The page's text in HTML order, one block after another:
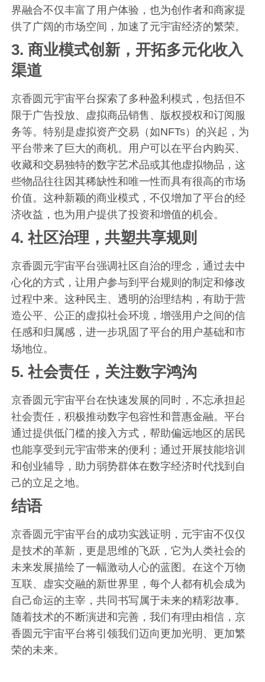
界融合不仅丰富了用户体验，也为创作者和商家提
供了广阔的市场空间，加速了元宇宙经济的繁荣。
3.商业模式创新，开拓多元化收入
渠道
京香圆元宇宙平台探索了多种盈利模式，包括但不
限于广告投放、虚拟商品销售、版权授权和订阅服
务等。特别是虚拟资产交易（如NFTs）的兴起，为
平台带来了巨大的商机。用户可以在平台内购买、
收藏和交易独特的数字艺术品或其他虚拟物品，这
些物品往往因其稀缺性和唯一性而具有很高的市场
价值。这种新颖的商业模式，不仅增加了平台的经
济收益，也为用户提供了投资和增值的机会。
4.社区治理，共塑共享规则
京香圆元宇宙平台强调社区自治的理念，通过去中
心化的方式，让用户参与到平台规则的制定和修改
过程中来。这种民主、透明的治理结构，有助于营
造公平、公正的虚拟社会环境，增强用户之间的信
任感和归属感，进一步巩固了平台的用户基础和市
场地位。
5.社会责任，关注数字鸿沟
京香圆元宇宙平台在快速发展的同时，不忘承担起
社会责任，积极推动数字包容性和普惠金融。平台
通过提供低门槛的接入方式，帮助偏远地区的居民
也能享受到元宇宙带来的便利；通过开展技能培训
和创业辅导，助力弱势群体在数字经济时代找到自
己的立足之地。
结语
京香圆元宇宙平台的成功实践证明，元宇宙不仅仅
是技术的革新，更是思维的飞跃，它为人类社会的
未来发展描绘了一幅激动人心的蓝图。在这个万物
互联、虚实交融的新世界里，每个人都有机会成为
自己命运的主宰，共同书写属于未来的精彩故事。
随着技术的不断演进和完善，我们有理由相信，京
香圆元宇宙平台将引领我们迈向更加光明、更加繁
荣的未来。